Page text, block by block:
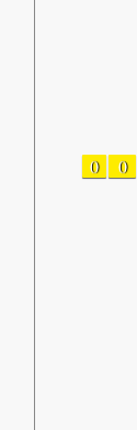
0 0